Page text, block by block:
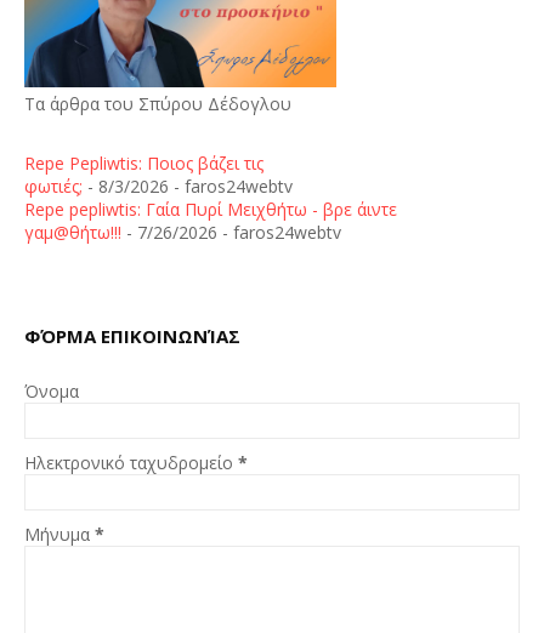
Τα άρθρα του Σπύρου Δέδογλου
Repe Pepliwtis: Ποιος βάζει τις
φωτιές; - 8/3/2026 - faros24webtv
Repe pepliwtis: Γαία Πυρί Μειχθήτω - βρε άιντε
γαμ@θήτω!!! - 7/26/2026 - faros24webtv
ΦΌΡΜΑ ΕΠΙΚΟΙΝΩΝΊΑΣ
Όνομα
Ηλεκτρονικό ταχυδρομείο *
Μήνυμα *